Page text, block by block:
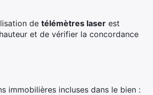
de télémètres laser est
et de vérifier la concordance
immobilières incluses dans le bien :